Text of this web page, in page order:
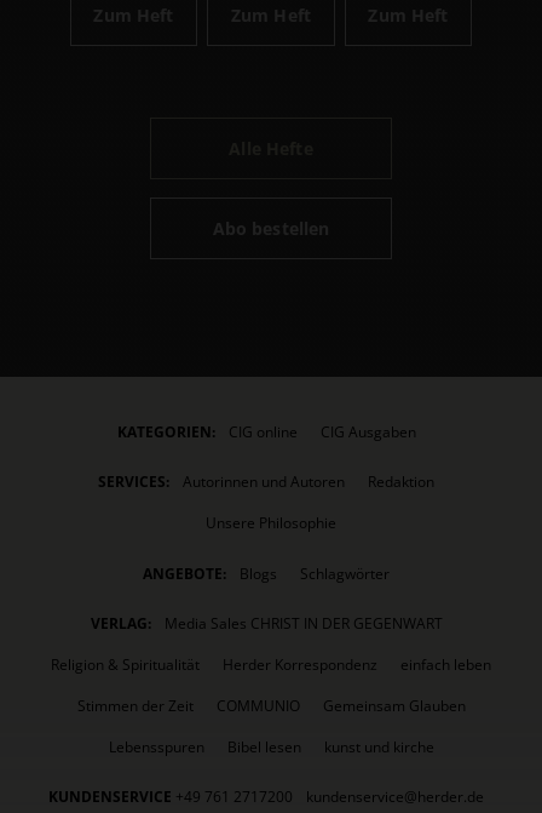
Zum Heft Zum Heft Zum Heft
Abo bestellen
KATEGORIEN: CIG online CIG Ausgaben
SERVICES: Autorinnen und Autoren
Redaktion
Unsere Philosophie
ANGEBOTE: Blogs Schlagwörter
VERLAG:
Media Sales CHRIST IN DER GEGENWART
Religion & Spiritualität
Herder Korrespondenz
einfach leben
Stimmen der Zeit
COMMUNIO
Gemeinsam Glauben
Lebensspuren
Bibel lesen kunst und kirche
KUNDENSERVICE +49 761 2717200
kundenservice@herder.de